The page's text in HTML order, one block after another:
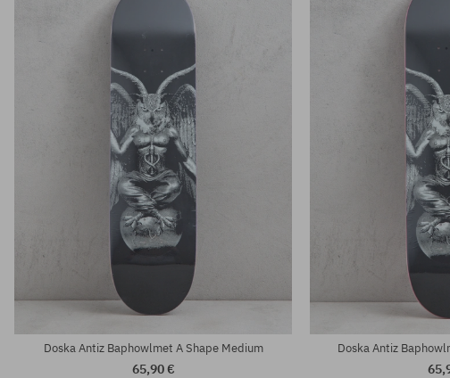
Doska Antiz Baphowlmet A Shape Medium
65,90 €
Doska Antiz